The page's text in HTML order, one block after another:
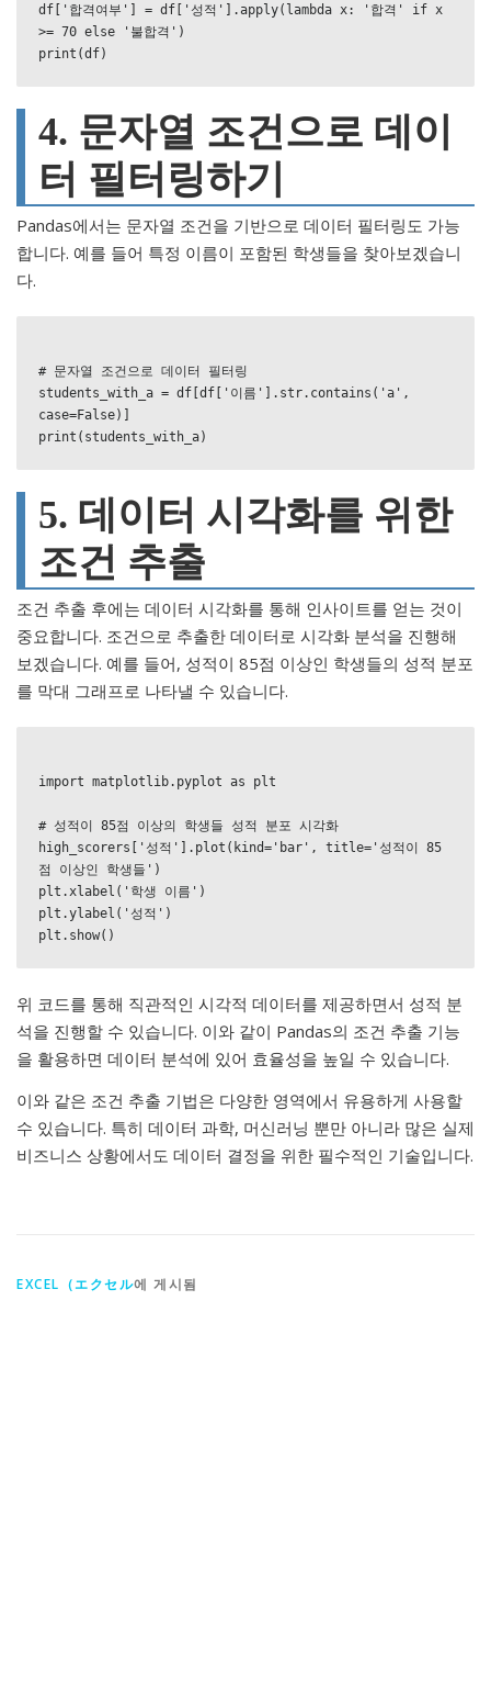
df['합격여부'] = df['성적'].apply(lambda x: '합격' if x
>= 70 else '불합격')
4. 문자열 조건으로 데이
터 필터링하기
Pandas에서는 문자열 조건을 기반으로 데이터 필터링도 가능
합니다. 예를 들어 특정 이름이 포함된 학생들을 찾아보겠습니
다.
# 문자열 조건으로 데이터 필터링
students_with_a = df[df['이름'].str.contains('a',
case=False)]
5. 데이터 시각화를 위한
조건 추출
조건 추출 후에는 데이터 시각화를 통해 인사이트를 얻는 것이
중요합니다. 조건으로 추출한 데이터로 시각화 분석을 진행해
보겠습니다. 예를 들어, 성적이 85점 이상인 학생들의 성적 분포
를 막대 그래프로 나타낼 수 있습니다.
import matplotlib.pyplot as plt
# 성적이 85점 이상의 학생들 성적 분포 시각화
high_scorers['성적'].plot(kind='bar', title='성적이 85
점 이상인 학생들')
plt.xlabel('학생 이름')
plt.ylabel('성적')
위 코드를 통해 직관적인 시각적 데이터를 제공하면서 성적 분
석을 진행할 수 있습니다. 이와 같이 Pandas의 조건 추출 기능
을 활용하면 데이터 분석에 있어 효율성을 높일 수 있습니다.
이와 같은 조건 추출 기법은 다양한 영역에서 유용하게 사용할
수 있습니다. 특히 데이터 과학, 머신러닝 뿐만 아니라 많은 실제
비즈니스 상황에서도 데이터 결정을 위한 필수적인 기술입니다.
EXCEL（エクセル에 게시됨